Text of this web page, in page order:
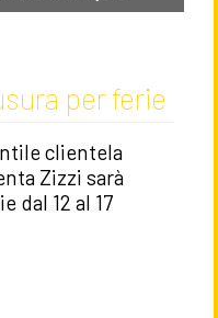
per ferie
clientela
Zizzi sarà
dal 12 al 17